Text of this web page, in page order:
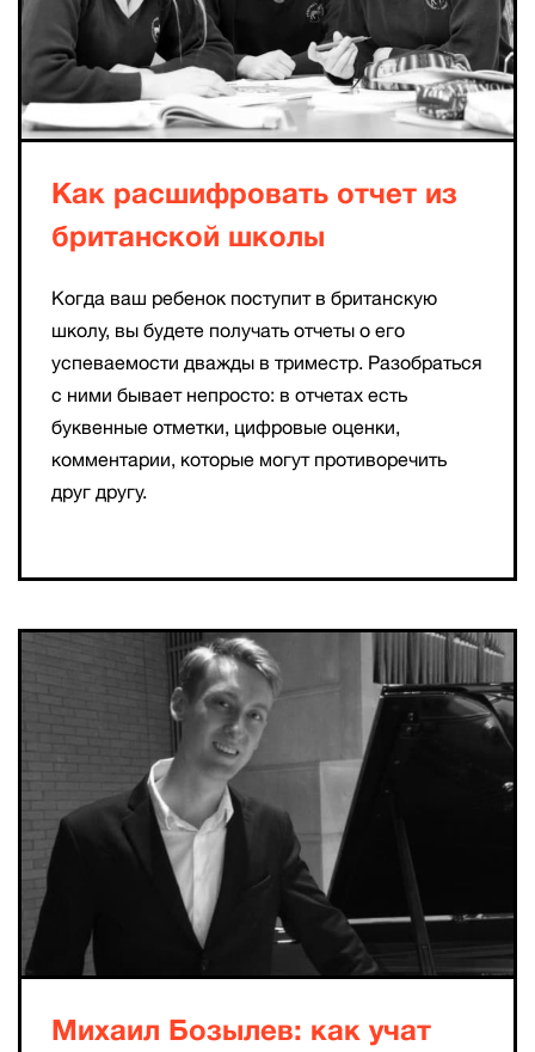
Как расшифровать отчет из
британской школы
Когда ваш ребенок поступит в британскую
школу, вы будете получать отчеты о его
успеваемости дважды в триместр. Разобраться
с ними бывает непросто: в отчетах есть
буквенные отметки, цифровые оценки,
комментарии, которые могут противоречить
друг другу.
Михаил Бозылев: как учат